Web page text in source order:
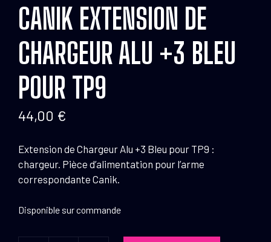
CANIK EXTENSION DE
CHARGEUR ALU +3 BLEU
POUR TP9
44,00 €
Extension de Chargeur Alu +3 Bleu pour TP9 :
chargeur. Pièce d’alimentation pour l’arme
correspondante Canik.
Disponible sur commande